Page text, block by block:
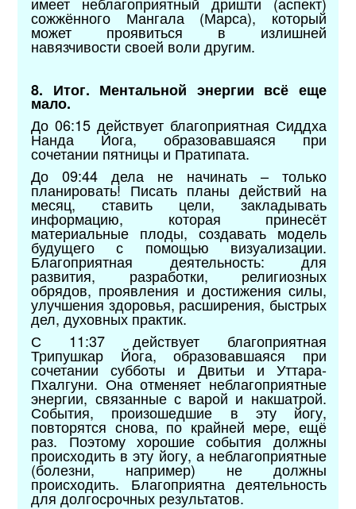
сожжённого Мангала (Марса), который
может проявиться в излишней
навязчивости своей воли другим.
8. Итог. Ментальной энергии всё еще
мало.
До 06:15 действует благоприятная Сиддха
Нанда Йога, образовавшаяся при
сочетании пятницы и Пратипата.
До 09:44 дела не начинать – только
планировать! Писать планы действий на
месяц, ставить цели, закладывать
информацию, которая принесёт
материальные плоды, создавать модель
будущего с помощью визуализации.
Благоприятная деятельность: для
развития, разработки, религиозных
обрядов, проявления и достижения силы,
улучшения здоровья, расширения, быстрых
дел, духовных практик.
С 11:37 действует благоприятная
Трипушкар Йога, образовавшаяся при
сочетании субботы и Двитьи и Уттара-
Пхалгуни. Она отменяет неблагоприятные
энергии, связанные с варой и накшатрой.
События, произошедшие в эту йогу,
повторятся снова, по крайней мере, ещё
раз. Поэтому хорошие события должны
происходить в эту йогу, а неблагоприятные
(болезни, например) не должны
происходить. Благоприятна деятельность
для долгосрочных результатов.